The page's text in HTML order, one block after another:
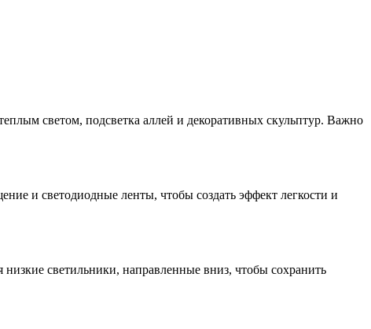
светом, подсветка аллей и декоративных скульптур. Важно
и светодиодные ленты, чтобы создать эффект легкости и
светильники, направленные вниз, чтобы сохранить